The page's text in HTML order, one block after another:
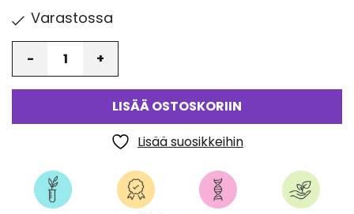
Varastossa
LISÄÄ OSTOSKORIIN
Lisää suosikkeihin